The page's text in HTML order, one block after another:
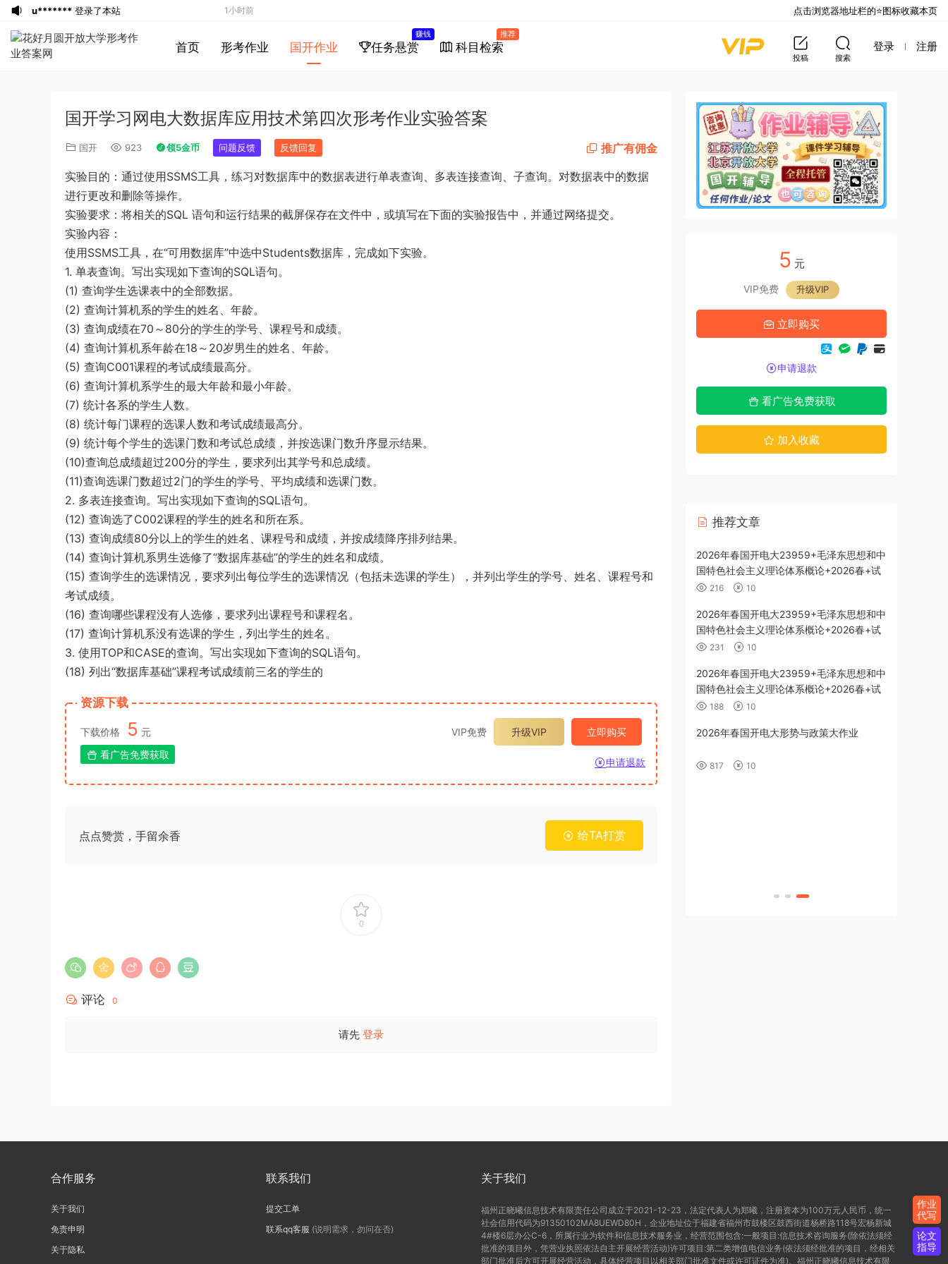
首页 形考作业 国开作业 任务悬赏
赚钱
科目检索
推荐
投稿 搜索
登录 注册
国开学习网电大数据库应用技术第四次形考作业实验答案
国开 923 领5金币 问题反馈 反馈回复
推广有佣金
实验目的：通过使用SSMS工具，练习对数据库中的数据表进行单表查询、多表连接查询、子查询。对数据表中的数据
进行更改和删除等操作。
实验要求：将相关的SQL 语句和运行结果的截屏保存在文件中，或填写在下面的实验报告中，并通过网络提交。
实验内容：
使用SSMS工具，在“可用数据库”中选中Students数据库，完成如下实验。
1. 单表查询。写出实现如下查询的SQL语句。
(1) 查询学生选课表中的全部数据。
(2) 查询计算机系的学生的姓名、年龄。
(3) 查询成绩在70～80分的学生的学号、课程号和成绩。
(4) 查询计算机系年龄在18～20岁男生的姓名、年龄。
(5) 查询C001课程的考试成绩最高分。
(6) 查询计算机系学生的最大年龄和最小年龄。
(7) 统计各系的学生人数。
(8) 统计每门课程的选课人数和考试成绩最高分。
(9) 统计每个学生的选课门数和考试总成绩，并按选课门数升序显示结果。
(10)查询总成绩超过200分的学生，要求列出其学号和总成绩。
(11)查询选课门数超过2门的学生的学号、平均成绩和选课门数。
2. 多表连接查询。写出实现如下查询的SQL语句。
(12) 查询选了C002课程的学生的姓名和所在系。
(13) 查询成绩80分以上的学生的姓名、课程号和成绩，并按成绩降序排列结果。
(14) 查询计算机系男生选修了“数据库基础”的学生的姓名和成绩。
(15) 查询学生的选课情况，要求列出每位学生的选课情况（包括未选课的学生），并列出学生的学号、姓名、课程号和
考试成绩。
(16) 查询哪些课程没有人选修，要求列出课程号和课程名。
(17) 查询计算机系没有选课的学生，列出学生的姓名。
3. 使用TOP和CASE的查询。写出实现如下查询的SQL语句。
(18) 列出“数据库基础”课程考试成绩前三名的学生的
资源下载
下载价格 5 元 VIP免费 升级VIP 立即购买
申请退款
看广告免费获取
点点赞赏，手留余香 给TA打赏
0
评论 0
请先 登录
5 元
VIP免费 升级VIP
立即购买
申请退款
看广告免费获取
加入收藏
推荐文章
2026年春国开电大思想道德与法治试卷3
2026年春国开电大思想道德与法治试卷2
265
2026年春国开电大思想道德与法治试卷1
370 10
2026年春国开电大11395+马克思主义基本
大作业试卷3
282 10
2026年春国开电大11319+习近平新时代中
国特色社会主义思想概论+2026春+试题3
2026年春国开电大11319+习近平新时代中
2026年春国开电大23959+毛泽东思想和中
国特色社会主义理论体系概论+2026春+试
题3216 10
2026年春国开电大23959+毛泽东思想和中
国特色社会主义理论体系概论+2026春+试
题2231 10
2026年春国开电大23959+毛泽东思想和中
国特色社会主义理论体系概论+2026春+试
题1188 10
2026年春国开电大形势与政策大作业
817 10
合作服务
关于我们
免责申明
关于隐私
联系我们
提交工单
联系qq客服 (说明需求，勿问在否)
关于我们
福州正晓曦信息技术有限责任公司成立于2021-12-23，法定代表人为郑曦，注册资本为100万元人民币，统一
社会信用代码为91350102MA8UEWD80H，企业地址位于福建省福州市鼓楼区鼓西街道杨桥路118号宏杨新城
4#楼6层办公C-6，所属行业为软件和信息技术服务业，经营范围包含:一般项目:信息技术咨询服务(除依法须经
批准的项目外，凭营业执照依法自主开展经营活动)许可项目:第二类增值电信业务(依法须经批准的项目，经相关
部门批准后方可开展经营活动，具体经营项目以相关部门批准文件或许可证件为准)。福州正晓曦信息技术有限
u******* 登录了本站 1小时前
u*******登录了本站
u******* 1小时前
下载了资源2021年北京公务员考试
4小时前
5小时前
5小时前
u*******签到打卡，获得1元奖励 5小时前
下载了资源2017年422公务员联考
《行测》真题（福建卷）答案及解析 (1)
下载了资源2020年1011新疆公务员
5小时前
《行测》卷参考答案及解析
下载了资源
2019年420联考《申
论》真题（黑龙江县乡卷）及答案
47分钟前
u*******登录了本站 59分钟前
u*******登录了本站 59分钟前
u*******登录了本站 60分钟前
点击浏览器地址栏的⭐图标收藏本页
作业
代写
论文
指导